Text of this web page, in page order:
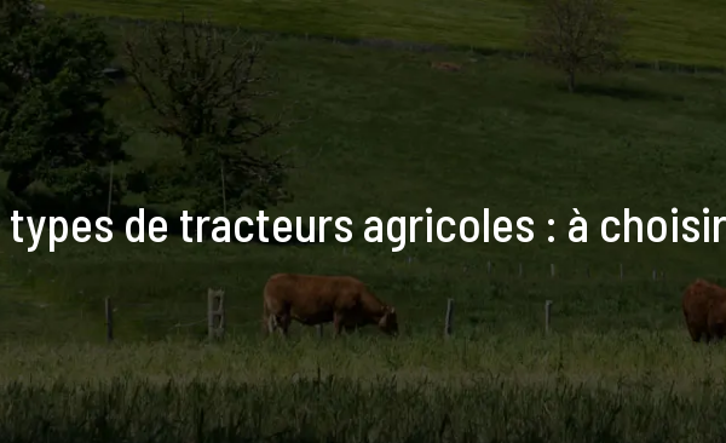
de tracteurs agricoles : à